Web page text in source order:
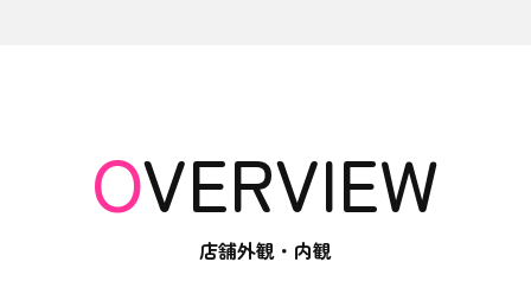
OVERVIEW
店舗外観・内観